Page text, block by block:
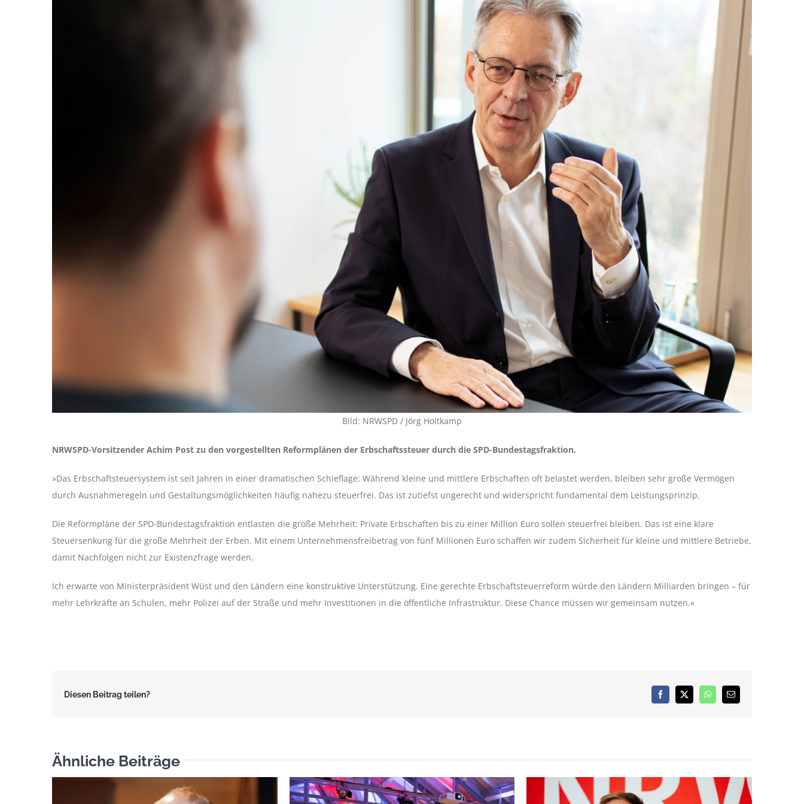
Bild: NRWSPD / Jörg Holtkamp
NRWSPD-Vorsitzender Achim Post zu den vorgestellten Reformplänen der Erbschaftssteuer durch die SPD-Bundestagsfraktion.
»Das Erbschaftsteuersystem ist seit Jahren in einer dramatischen Schieflage: Während kleine und mittlere Erbschaften oft belastet werden, bleiben sehr große Vermögen
durch Ausnahmeregeln und Gestaltungsmöglichkeiten häufig nahezu steuerfrei. Das ist zutiefst ungerecht und widerspricht fundamental dem Leistungsprinzip.
Die Reformpläne der SPD-Bundestagsfraktion entlasten die große Mehrheit: Private Erbschaften bis zu einer Million Euro sollen steuerfrei bleiben. Das ist eine klare
Steuersenkung für die große Mehrheit der Erben. Mit einem Unternehmensfreibetrag von fünf Millionen Euro schaffen wir zudem Sicherheit für kleine und mittlere Betriebe,
damit Nachfolgen nicht zur Existenzfrage werden.
Ich erwarte von Ministerpräsident Wüst und den Ländern eine konstruktive Unterstützung. Eine gerechte Erbschaftsteuerreform würde den Ländern Milliarden bringen – für
mehr Lehrkräfte an Schulen, mehr Polizei auf der Straße und mehr Investitionen in die öffentliche Infrastruktur. Diese Chance müssen wir gemeinsam nutzen.«
Diesen Beitrag teilen? Facebook
X WhatsApp
E-
Mail
Ähnliche Beiträge